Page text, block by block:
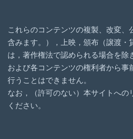
これらのコンテンツの複製、改変、
含みます。），上映，頒布（譲渡・
は，著作権法で認められる場合を除
および各コンテンツの権利者から事
行うことはできません。
なお，（許可のない）本サイトへの
ください。